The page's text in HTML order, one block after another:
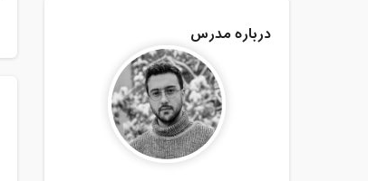
درباره مدرس